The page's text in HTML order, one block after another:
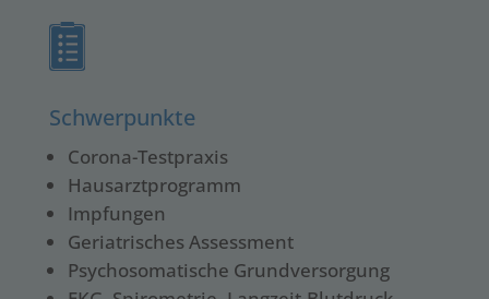
Schwerpunkte
Corona-Testpraxis
Hausarztprogramm
Impfungen
Geriatrisches Assessment
Psychosomatische Grundversorgung